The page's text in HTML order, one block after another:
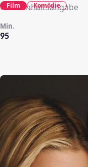
Keine Inhaltsangabe
95
Min.
Film Komödie